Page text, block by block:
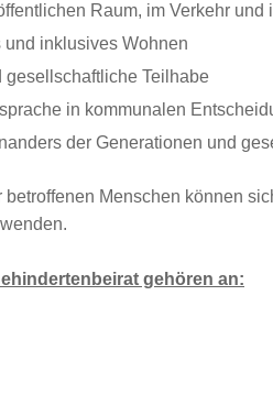
Raum, im Verkehr und
inklusives Wohnen
gesellschaftliche Teilhabe
in kommunalen
der Generationen und
Menschen können
gehören an: